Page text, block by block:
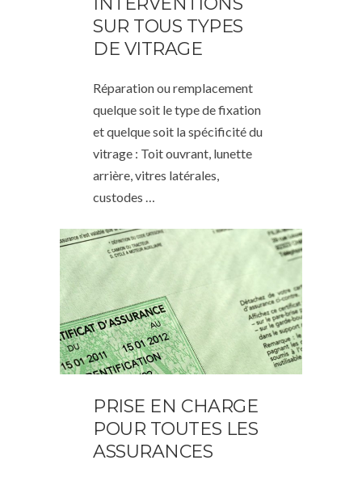
SUR TOUS TYPES
DE VITRAGE
Réparation ou remplacement
quelque soit le type de fixation
et quelque soit la spécificité du
vitrage : Toit ouvrant, lunette
arrière, vitres latérales,
custodes …
PRISE EN CHARGE
POUR TOUTES LES
ASSURANCES